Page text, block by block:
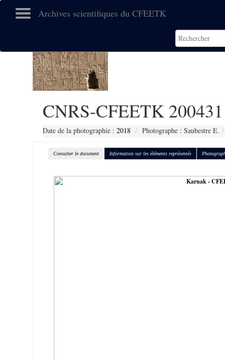
Archives scientifiques du CFEETK
CNRS-CFEETK 200431
Date de la photographie : 2018 Photographe : Saubestre E.
Consulter le document Information sur les éléments représentés